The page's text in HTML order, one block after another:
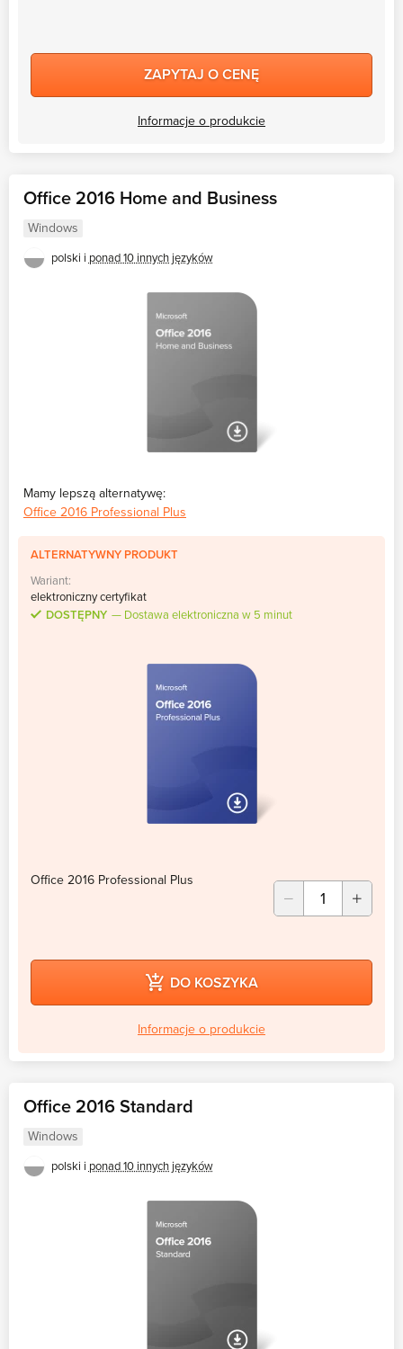
ZAPYTAJ O CENĘ
Informacje o produkcie
Office 2016 Home and Business
Windows
polski i ponad 10 innych języków
Mamy lepszą alternatywę:
Office 2016 Professional Plus
ALTERNATYWNY PRODUKT
Wariant:
elektroniczny certyfikat
DOSTĘPNY
Dostawa elektroniczna w 5 minut
Office 2016 Professional Plus
DO KOSZYKA
Informacje o produkcie
Office 2016 Standard
Windows
polski i ponad 10 innych języków